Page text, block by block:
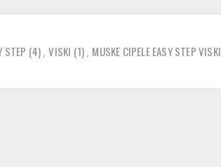
STEP (4), VISKI (1), MUSKE CIPELE EASY STEP VISKI